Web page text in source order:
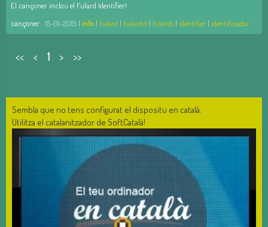
El cançoner inclou el Fulard Identifier!
cançoner 15-01-2019 | info | fulard | fulardid | fulards | identifier | identificador
<< < 1 > >>
Sembla que no tens configurat el dispositu en català.
Utilitza el catalanitzador de SoftCatalà!